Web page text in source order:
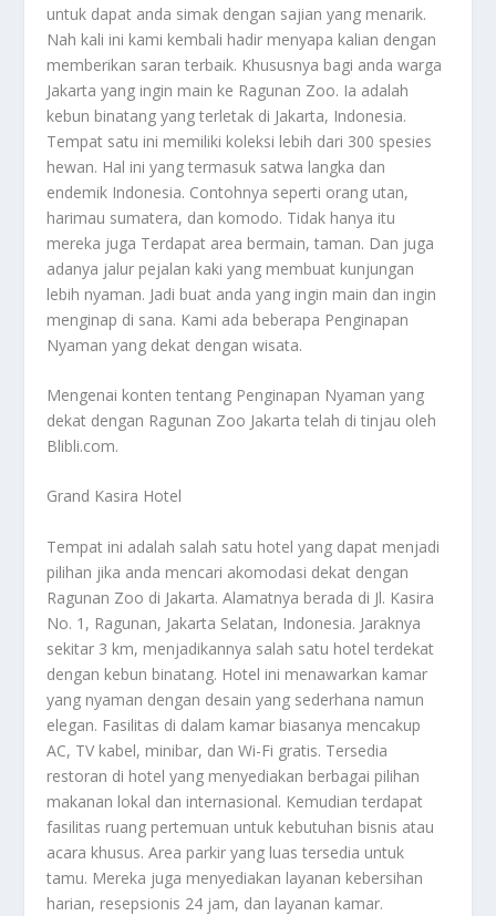
untuk dapat anda simak dengan sajian yang menarik.
Nah kali ini kami kembali hadir menyapa kalian dengan
memberikan saran terbaik. Khususnya bagi anda warga
Jakarta yang ingin main ke Ragunan Zoo. Ia adalah
kebun binatang yang terletak di Jakarta, Indonesia.
Tempat satu ini memiliki koleksi lebih dari 300 spesies
hewan. Hal ini yang termasuk satwa langka dan
endemik Indonesia. Contohnya seperti orang utan,
harimau sumatera, dan komodo. Tidak hanya itu
mereka juga Terdapat area bermain, taman. Dan juga
adanya jalur pejalan kaki yang membuat kunjungan
lebih nyaman. Jadi buat anda yang ingin main dan ingin
menginap di sana. Kami ada beberapa Penginapan
Nyaman yang dekat dengan wisata.
Mengenai konten tentang Penginapan Nyaman yang
dekat dengan Ragunan Zoo Jakarta telah di tinjau oleh
Blibli.com.
Grand Kasira Hotel
Tempat ini adalah salah satu hotel yang dapat menjadi
pilihan jika anda mencari akomodasi dekat dengan
Ragunan Zoo di Jakarta. Alamatnya berada di Jl. Kasira
No. 1, Ragunan, Jakarta Selatan, Indonesia. Jaraknya
sekitar 3 km, menjadikannya salah satu hotel terdekat
dengan kebun binatang. Hotel ini menawarkan kamar
yang nyaman dengan desain yang sederhana namun
elegan. Fasilitas di dalam kamar biasanya mencakup
AC, TV kabel, minibar, dan Wi-Fi gratis. Tersedia
restoran di hotel yang menyediakan berbagai pilihan
makanan lokal dan internasional. Kemudian terdapat
fasilitas ruang pertemuan untuk kebutuhan bisnis atau
acara khusus. Area parkir yang luas tersedia untuk
tamu. Mereka juga menyediakan layanan kebersihan
harian, resepsionis 24 jam, dan layanan kamar.